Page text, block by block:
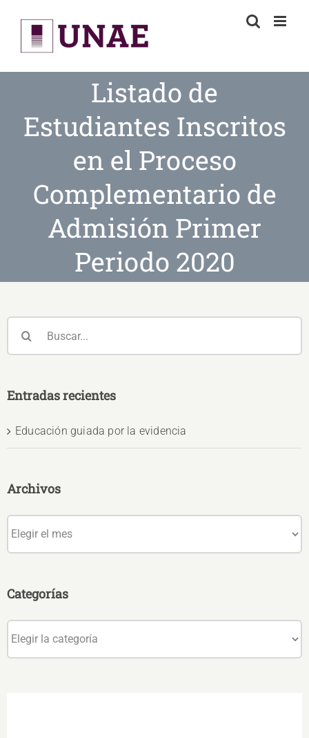
content
Listado de
Estudiantes Inscritos
en el Proceso
Complementario de
Admisión Primer
Periodo 2020
Entradas recientes
Educación guiada por la evidencia
Archivos
Categorías